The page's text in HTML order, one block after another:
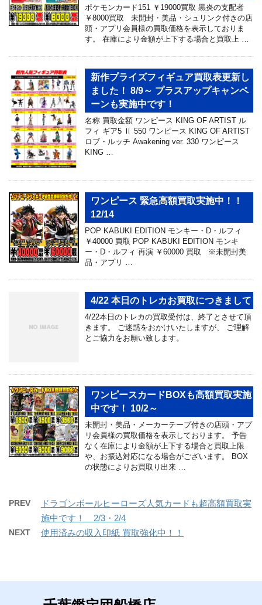
ポケモンカード151 ￥19000買取 黒炎の支配者
￥8000買取 未開封・美品・シュリンク付きの店
頭・アプリ会員様の買取価格を表示しておりま
す。 在庫により金額が上下する場合と買取上 …
新作プライズフィギュア買取表更新し
ました！ 8/9～ プラスアップキャンペ
ーンも実施中です！
名称 買取金額 ワンピース KING OF ARTIST ル
フィ ギア5 Ⅱ 550 ワンピース KING OF ARTIST
ロブ・ルッチ Awakening ver. 330 ワンピース
KING …
ワンピース 緊急高額買取実施中！！
12/14
POP KABUKI EDITION モンキー・D・ルフィ
￥40000 買取 POP KABUKI EDITION モンキ
ー・D・ルフィ 再演 ￥60000 買取 ※未開封美
品・アプリ …
4/22 本日のトレカお買取につきまして
4/22本日のトレカの買取受付は、終了とさせて頂
きます。 ご迷惑をおかけいたしますが、 ご理解
とご協力をお願い致します。
ワンピースカードBOXも高額買取実施
中です！ 10/2～
未開封・美品・メーカーテープ付きの店頭・アプ
リ会員様の買取価格を表示しております。 予告
なく在庫により金額が上下する場合と買取上限
や、お振込対応になる場合がございます。 BOX
の状態によりお買取り出来 …
PREV
ドラゴンボールヒーローズ人気カードも超高額買取実
施中です！ 2/3・2/4
NEXT 使用済みの収入印紙 買取強化中！！